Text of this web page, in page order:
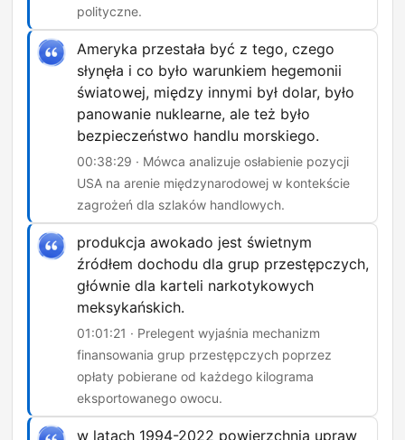
polityczne.
Ameryka przestała być z tego, czego
słynęła i co było warunkiem hegemonii
światowej, między innymi był dolar, było
panowanie nuklearne, ale też było
bezpieczeństwo handlu morskiego.
00:38:29 · Mówca analizuje osłabienie pozycji
USA na arenie międzynarodowej w kontekście
zagrożeń dla szlaków handlowych.
produkcja awokado jest świetnym
źródłem dochodu dla grup przestępczych,
głównie dla karteli narkotykowych
meksykańskich.
01:01:21 · Prelegent wyjaśnia mechanizm
finansowania grup przestępczych poprzez
opłaty pobierane od każdego kilograma
eksportowanego owocu.
w latach 1994-2022 powierzchnia upraw